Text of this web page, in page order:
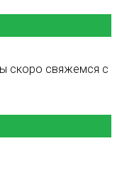
скоро свяжемся с